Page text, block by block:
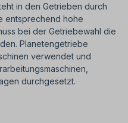
in den Getrieben durch
entsprechend hohe
bei der Getriebewahl die
Planetengetriebe
verwendet und
durchgesetzt.